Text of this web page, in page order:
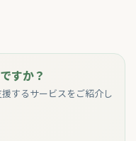
すか？
するサービスをご紹介し